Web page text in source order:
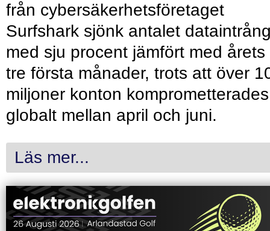
från cybersäkerhetsföretaget
Surfshark sjönk antalet
med sju procent jämfört med årets
tre första månader, trots att över
miljoner konton komprometterades
globalt mellan april och juni.
Läs mer...